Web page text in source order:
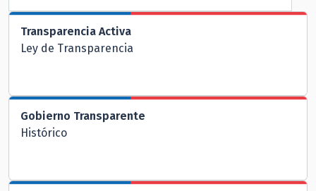
Transparencia Activa
Ley de Transparencia
Gobierno Transparente
Histórico